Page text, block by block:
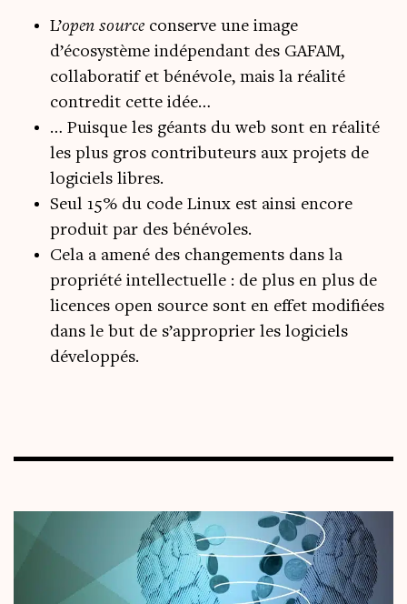
L’open source conserve une image
d’écosystème indépendant des GAFAM,
collaboratif et bénévole, mais la réalité
contredit cette idée…
… Puisque les géants du web sont en réalité
les plus gros contributeurs aux projets de
logiciels libres.
Seul 15% du code Linux est ainsi encore
produit par des bénévoles.
Cela a amené des changements dans la
propriété intellectuelle : de plus en plus de
licences open source sont en effet modifiées
dans le but de s’approprier les logiciels
développés.